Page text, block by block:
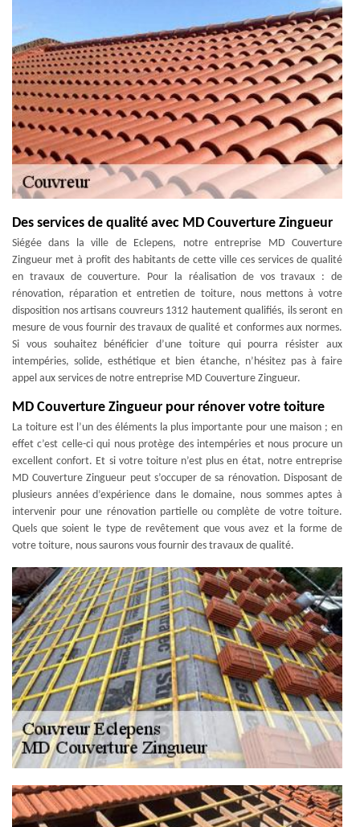
Des services de qualité avec MD Couverture Zingueur
Siégée dans la ville de Eclepens, notre entreprise MD Couverture
Zingueur met à profit des habitants de cette ville ces services de qualité
en travaux de couverture. Pour la réalisation de vos travaux : de
rénovation, réparation et entretien de toiture, nous mettons à votre
disposition nos artisans couvreurs 1312 hautement qualifiés, ils seront en
mesure de vous fournir des travaux de qualité et conformes aux normes.
Si vous souhaitez bénéficier d’une toiture qui pourra résister aux
intempéries, solide, esthétique et bien étanche, n’hésitez pas à faire
appel aux services de notre entreprise MD Couverture Zingueur.
MD Couverture Zingueur pour rénover votre toiture
La toiture est l’un des éléments la plus importante pour une maison ; en
effet c’est celle-ci qui nous protège des intempéries et nous procure un
excellent confort. Et si votre toiture n’est plus en état, notre entreprise
MD Couverture Zingueur peut s’occuper de sa rénovation. Disposant de
plusieurs années d’expérience dans le domaine, nous sommes aptes à
intervenir pour une rénovation partielle ou complète de votre toiture.
Quels que soient le type de revêtement que vous avez et la forme de
votre toiture, nous saurons vous fournir des travaux de qualité.